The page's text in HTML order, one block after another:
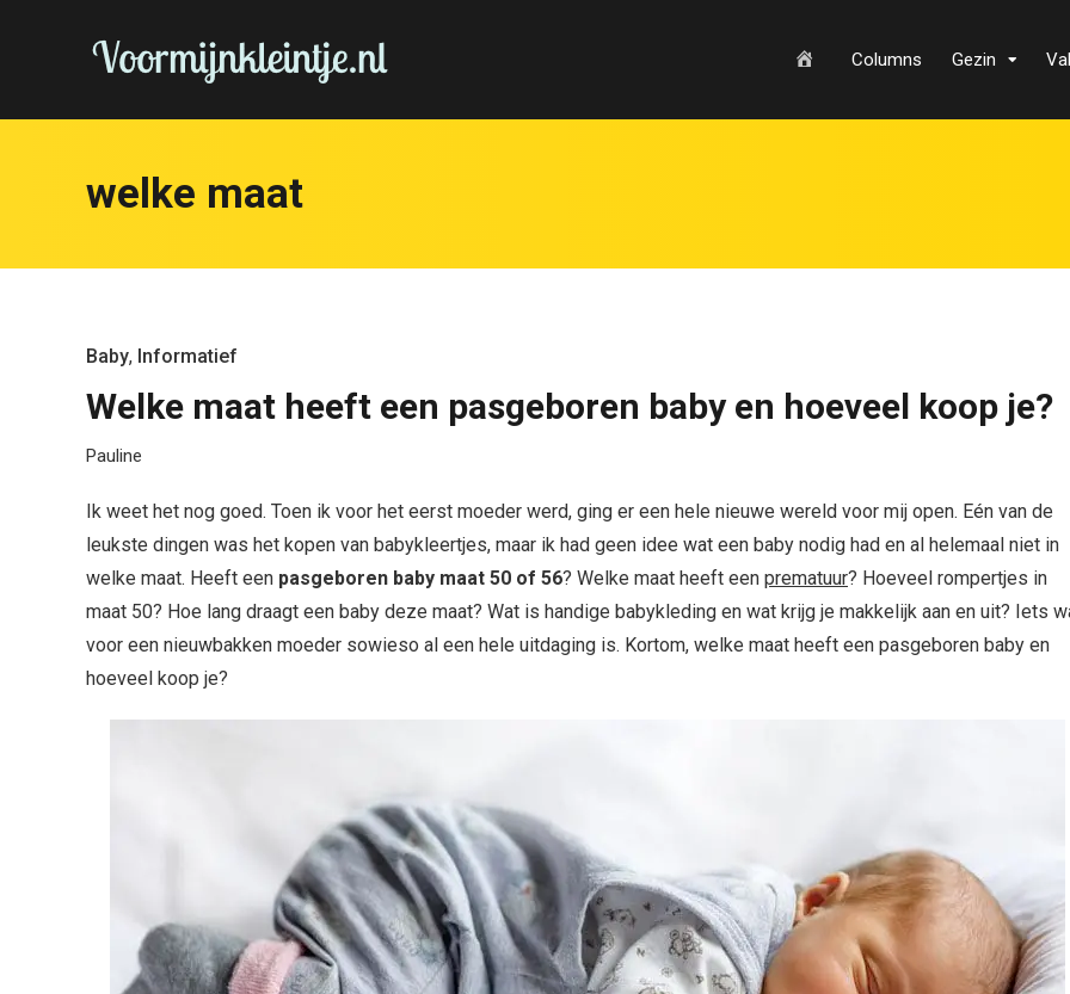
e
Columns Gezin
welke maat
Baby, Informatief
Welke maat heeft een pasgeboren baby en hoeveel koop je?
Pauline
Ik weet het nog goed. Toen ik voor het eerst moeder werd, ging er een hele nieuwe wereld voor mij open. Eén van de
leukste dingen was het kopen van babykleertjes, maar ik had geen idee wat een baby nodig had en al helemaal niet in
welke maat. Heeft een pasgeboren baby maat 50 of 56? Welke maat heeft een prematuur? Hoeveel rompertjes in
maat 50? Hoe lang draagt een baby deze maat? Wat is handige babykleding en wat krijg je makkelijk aan en uit? Iets
voor een nieuwbakken moeder sowieso al een hele uitdaging is. Kortom, welke maat heeft een pasgeboren baby en
hoeveel koop je?